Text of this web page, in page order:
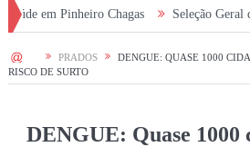
Chagas Seleção Geral do Exército
HOME PRADOS
DENGUE: QUASE 1000
RISCO DE SURTO
DENGUE: Quase 1000